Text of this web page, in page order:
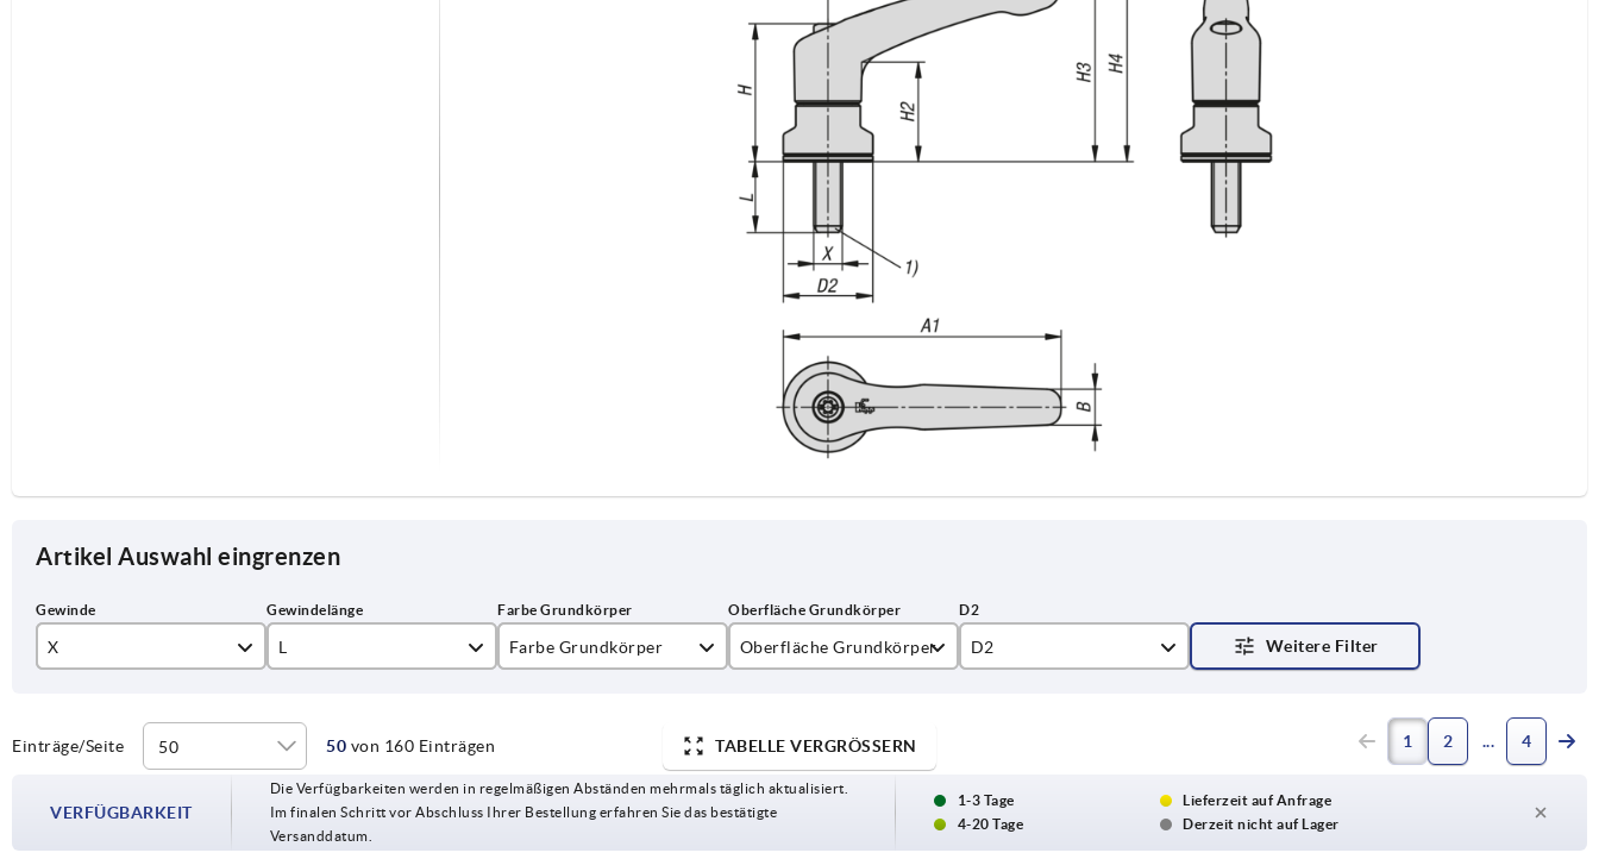
Artikel Auswahl eingrenzen
X
M10
L
15
20
30
Farbe Grundkörper
rapsgelb RAL 1021
Oberfläche Grundkörper
seidenmatt
strukturmatt
D2
35
Einträge/Seite 50 von 160 Einträgen TABELLE VERGRÖSSERN 1 2 4
VERFÜGBARKEIT
Die Verfügbarkeiten werden in regelmäßigen Abständen mehrmals täglich aktualisiert.
Im finalen Schritt vor Abschluss Ihrer Bestellung erfahren Sie das bestätigte
Versanddatum.
1-3 Tage
Lieferzeit auf Anfrage
4-20 Tage
Derzeit nicht auf Lager